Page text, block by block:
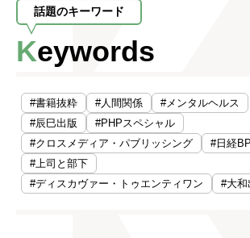
話題のキーワード
Keywords
#書籍抜粋 #人間関係
#メンタルヘルス
#辰巳出版
#PHPスペシャル
#クロスメディア・パブリッシング
#日経BP
#上司と部下
#ディスカヴァー・トゥエンティワン
#大和